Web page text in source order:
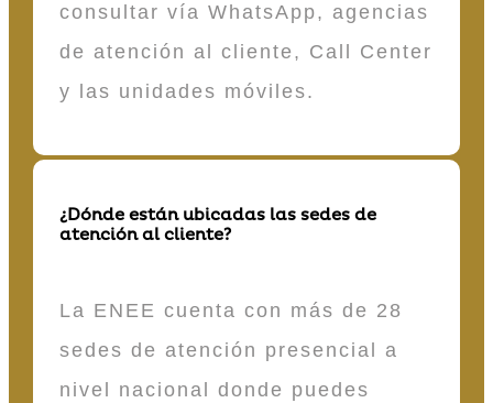
consultar vía WhatsApp, agencias
de atención al cliente, Call Center
y las unidades móviles.
¿Dónde están ubicadas las sedes de
atención al cliente?
La ENEE cuenta con más de 28
sedes de atención presencial a
nivel nacional donde puedes